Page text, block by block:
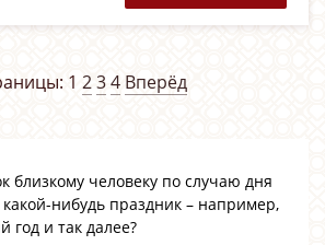
1 2 3 4 Вперёд
близкому человеку по случаю дня
нибудь праздник – например,
год и так далее?